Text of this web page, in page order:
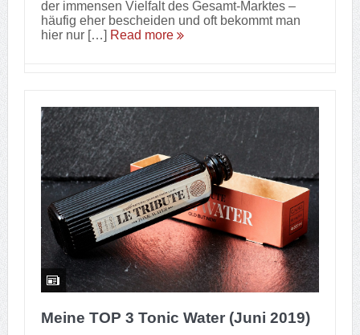
der immensen Vielfalt des Gesamt-Marktes –
häufig eher bescheiden und oft bekommt man
hier nur […] Read more
Meine TOP 3 Tonic Water (Juni 2019)